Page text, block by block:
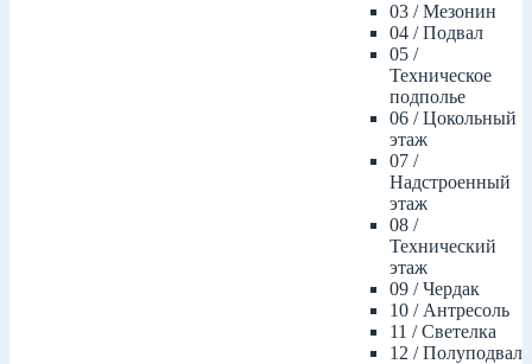
03 / Мезонин
04 / Подвал
05 /
Техническое
подполье
06 / Цокольный
этаж
07 /
Надстроенный
этаж
08 /
Технический
этаж
09 / Чердак
10 / Антресоль
11 / Светелка
12 / Полуподвал